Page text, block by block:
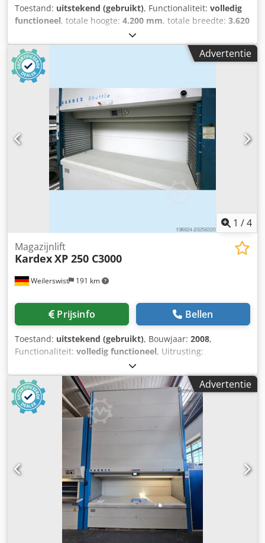
toothed-belt for minimum noise - Use of toothed-belt for
fastest order picking - Distances can be realized in steps of
25mm by arranging the support profile. a prerequisite for
high compression storage - Automatic full tray extraction
table Prijs : Op aanvraag alleen via e-mail Prijs : excl. BTW,
inclusief transport en montage Levertijd : uit voorraad
Machinehandel De Leeuw BV is gespecialiseerd in
gebruikte machines en toebehoren voor de verspanende
industrie en gebruikte paternoster systemen van onder
andere Kardex , Hanel / Haenel , Electrolux , Bertello ,
Megamat , Lista , Denocard en automatische opslag
systemen zoals de Kardex Shuttle XP en XPlus systemen.
Chedpfewnanksx Ah Eja Machinehandel De Leeuw BV
Oordeelsestraat 7 – b 5111 PA Baarle-Nassau The
Netherlands
Toestand: uitstekend (gebruikt), Functionaliteit: volledig
functioneel, totale hoogte: 4.200 mm, totale breedte: 3.620
1.760 mm, draagvermogen per
opslagsectie:350 kg, bouwbreedte:3.050 mm,
garantieduur:
veiligheidslichtscherm
Aantal machines: 2 De machine is gedemonteerd en
verpakt. Een offerte is inclusief transport en herinstallatie.
Afmetingen van de machine: Hoogte: 4200 mm Breedte:
3620 mm Diepte: 1760 mm Afmetingen van het
draagframe: Draagvermogen: 340 kg Breedte: 3050 mm
Diepte: 520 mm Hoogte draagframe: 400 mm Totale
nuttige last: 4440 kg, leeggewicht: 2000 kg Lak: beige
Beschikbaarheid: direct De DGUV-documentatie wordt bij
levering opnieuw aangemaakt. Wij moeten u informeren
dat we momenteel alleen verkopen aan of leveren in de
begrip hiervoor. Machinenummer: 1598, 1599 Chedpfx
Ahszizhrs Eja
Advertentie
1 /4
Weilerswist 191 km
Magazijnlift
KardexXP 250 C3000
Prijsinfo Bellen
Toestand: uitstekend (gebruikt), Bouwjaar: 2008,
Functionaliteit: volledig functioneel, Uitrusting:
, Buitenmaten: Hoogte: 5650
mm Opmerkingen: De machine kan op klantwens in hoogte
worden gereduceerd. Min 1,5 m, min 2,0 m. Breedte: 2780
mm Diepte: 2312 mm Bakafmetingen: Hoogte: 55 mm
Breedte: 2450 mm Diepte: 864 mm Vaksbelasting: 270 kg
per lade Aantal lades: op klantwens Totale
draagvermogen: 2 x 33.150 kg Aantal uitnamepunten: 1
Kleur: blauw Csdpfxexmgwao Ah Ejha Opmerkingen: De
machine kan op klantwens in hoogte worden gereduceerd.
-1,5 m, -2,0 m Verkoop uitsluitend aan Duitsland,
Oostenrijk, Zwitserland en de Benelux (Nederland, België,
Luxemburg) Wij informeren u dat wij momenteel
uitsluitend verkopen of leveren aan D-A-CH- en Be-Ne-Lux-
landen. Wij vragen uw begrip.
Advertentie